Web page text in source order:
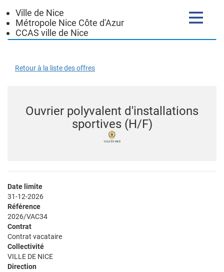
Toggle
Ville de Nice
Métropole Nice Côte d'Azur
CCAS ville de Nice
Retour à la liste des offres
Ouvrier polyvalent d'installations
sportives (H/F)
Date limite
31-12-2026
Référence
2026/VAC34
Contrat
Contrat vacataire
Collectivité
VILLE DE NICE
Direction